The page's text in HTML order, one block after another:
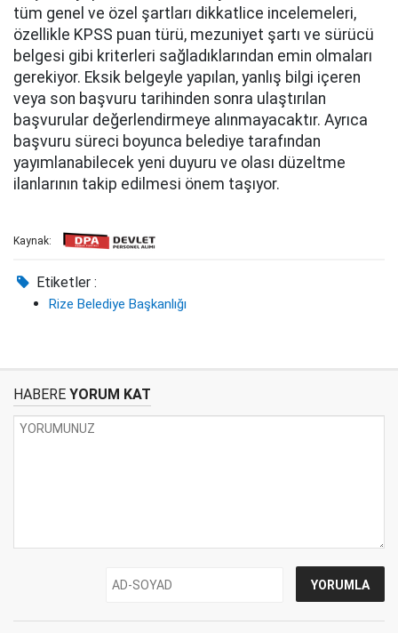
tüm genel ve özel şartları dikkatlice incelemeleri,
özellikle KPSS puan türü, mezuniyet şartı ve sürücü
belgesi gibi kriterleri sağladıklarından emin olmaları
gerekiyor. Eksik belgeyle yapılan, yanlış bilgi içeren
veya son başvuru tarihinden sonra ulaştırılan
başvurular değerlendirmeye alınmayacaktır. Ayrıca
başvuru süreci boyunca belediye tarafından
yayımlanabilecek yeni duyuru ve olası düzeltme
ilanlarının takip edilmesi önem taşıyor.
Kaynak:
Etiketler :
Rize Belediye Başkanlığı
HABERE YORUM KAT